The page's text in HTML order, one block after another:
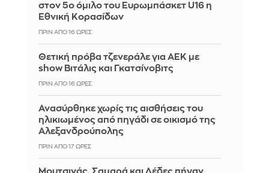
στον 5ο όμιλο του Ευρωμπάσκετ U16 η
Εθνική Κορασίδων
ΠΡΙΝ ΑΠΌ 16 ΏΡΕΣ
Θετική πρόβα τζενεράλε για ΑΕΚ με
show Βιτάλις και Γκατσίνοβιτς
ΠΡΙΝ ΑΠΌ 16 ΏΡΕΣ
Ανασύρθηκε χωρίς τις αισθήσεις του
ηλικιωμένος από πηγάδι σε οικισμό της
Αλεξανδρούπολης
ΠΡΙΝ ΑΠΌ 17 ΏΡΕΣ